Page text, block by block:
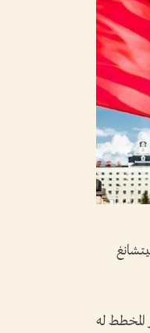
مارش-2 دي" ودخل المدار المخطط له